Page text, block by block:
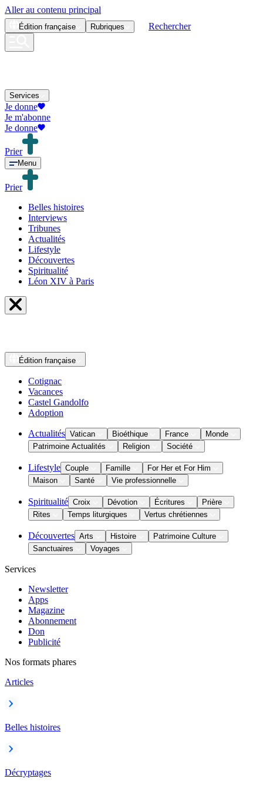
Aller au contenu principal
Édition française Rubriques Rechercher
Services
Je donne
Je m'abonne
Je donne
Prier
Menu
Prier
Belles histoires
Interviews
Tribunes
Actualités
Lifestyle
Découvertes
Spiritualité
Léon XIV à Paris
Édition française
Cotignac
Vacances
Castel Gandolfo
Adoption
Actualités Vatican Bioéthique France
Monde
Patrimoine Actualités
Religion Société
Lifestyle Couple Famille
For Her et For Him
Maison
Santé Vie professionnelle
Spiritualité Croix Dévotion Écritures
Prière
Rites
Temps liturgiques Vertus chrétiennes
Découvertes Arts Histoire
Patrimoine Culture
Sanctuaires
Voyages
Services
Newsletter
Apps
Magazine
Abonnement
Don
Publicité
Nos formats phares
Articles
Belles histoires
Décryptages